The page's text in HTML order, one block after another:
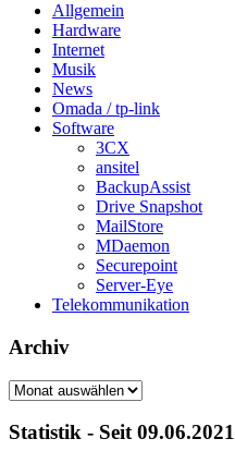
Allgemein
Hardware
Internet
Musik
News
Omada / tp-link
Software
3CX
ansitel
BackupAssist
Drive Snapshot
MailStore
MDaemon
Securepoint
Server-Eye
Telekommunikation
Archiv
Archiv
Statistik - Seit 09.06.2021